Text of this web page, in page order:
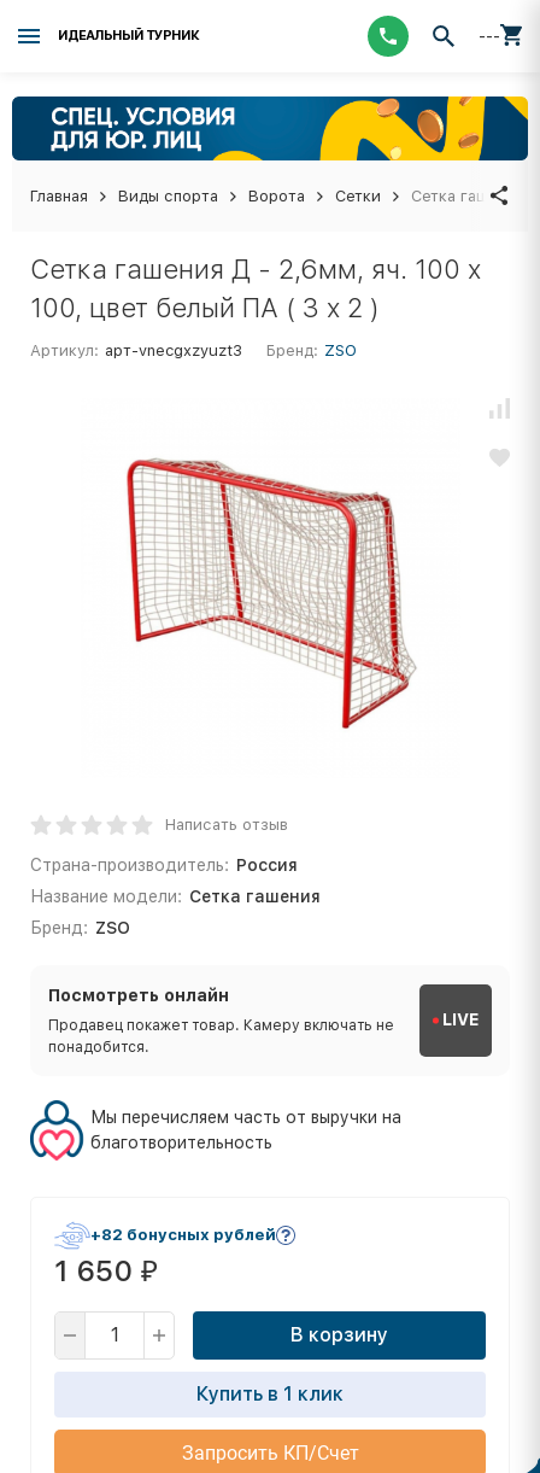
ИДЕАЛЬНЫЙ ТУРНИК ---
Главная Виды спорта Ворота Сетки Сетка гашения
Сетка гашения Д - 2,6мм, яч. 100 x
100, цвет белый ПА ( 3 x 2 )
Артикул: арт-vnecgxzyuzt3 Бренд: ZSO
Написать отзыв
Страна-производитель: Россия
Название модели: Сетка гашения
Бренд: ZSO
Посмотреть онлайн
Продавец покажет товар. Камеру включать не
понадобится.
LIVE
Мы перечисляем часть от выручки на
благотворительность
+82 бонусных рублей
1 650 ₽
В корзину
Купить в 1 клик
Запросить КП/Счет